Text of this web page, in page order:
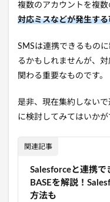
複数のアカウントを複数
対応ミスなどが発生する
SMSは連携できるもの
るかもしれませんが、
関わる重要なものです。
是非、現在集約しない
に検討してみてはいかが
関連記事
Salesforceと連携で
BASEを解説！
方法も